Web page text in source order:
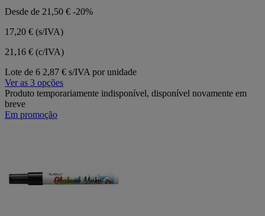
Desde de 21,50 € -20%
17,20 € (s/IVA)
21,16 € (c/IVA)
Lote de 6 2,87 € s/IVA por unidade
Ver as 3 opções
Produto temporariamente indisponível, disponível novamente em
breve
Em promoção